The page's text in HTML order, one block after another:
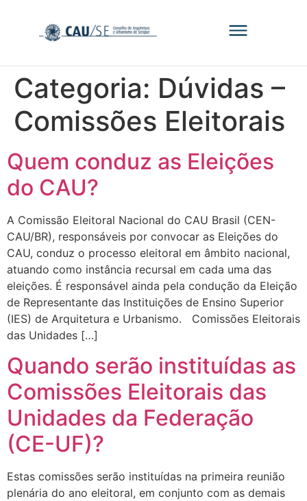
Categoria: Dúvidas –
Comissões Eleitorais
Quem conduz as Eleições
do CAU?
A Comissão Eleitoral Nacional do CAU Brasil (CEN-
CAU/BR), responsáveis por convocar as Eleições do
CAU, conduz o processo eleitoral em âmbito nacional,
atuando como instância recursal em cada uma das
eleições. É responsável ainda pela condução da Eleição
de Representante das Instituições de Ensino Superior
(IES) de Arquitetura e Urbanismo. Comissões Eleitorais
das Unidades […]
Quando serão instituídas as
Comissões Eleitorais das
Unidades da Federação
(CE-UF)?
Estas comissões serão instituídas na primeira reunião
plenária do ano eleitoral, em conjunto com as demais